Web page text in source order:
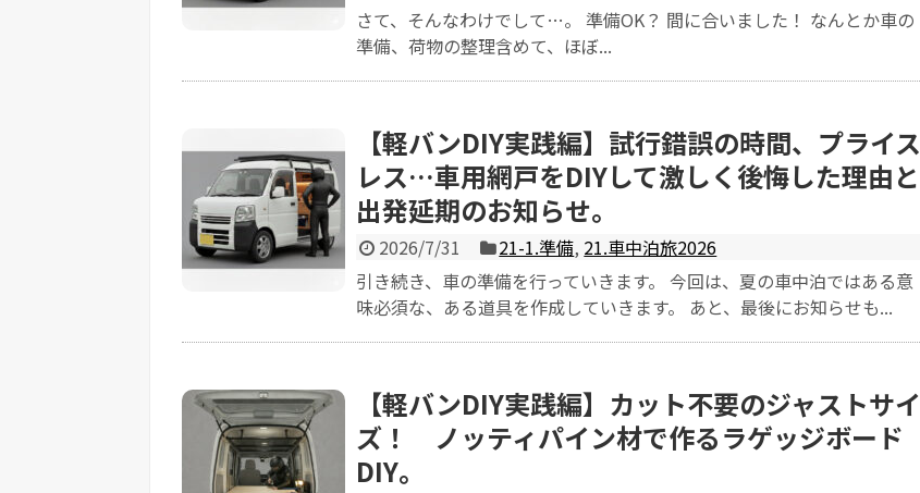
さて、そんなわけでして…。 準備OK？ 間に合いました！ なんとか車の
準備、荷物の整理含めて、ほぼ...
【軽バンDIY実践編】試行錯誤の時間、プライス
レス…車用網戸をDIYして激しく後悔した理由と
出発延期のお知らせ。
2026/7/31 21-1.準備, 21.車中泊旅2026
引き続き、車の準備を行っていきます。 今回は、夏の車中泊ではある意
味必須な、ある道具を作成していきます。 あと、最後にお知らせも...
【軽バンDIY実践編】カット不要のジャストサイ
ズ！ ノッティパイン材で作るラゲッジボード
DIY。